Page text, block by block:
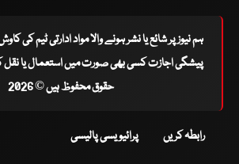
ہم نیوز پر شائع یا نشر ہونے والا مواد ادارتی ٹیم کی
پیشگی اجازت کسی بھی صورت میں استعمال یا نقل
حقوق محفوظ ہیں © 2026
رابطہ کریں پرائیویسی پالیسی